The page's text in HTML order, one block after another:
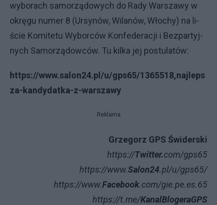
wy­bo­ra­ch sa­mo­rzą­do­wy­ch do Ra­dy War­sza­wy w
okrę­gu nu­mer 8 (Ur­sy­nów, Wi­la­nów, Wło­chy) na li­
ście Ko­mi­te­tu Wy­bor­ców Kon­fe­de­ra­cji i Bez­par­tyj­
nych Sa­mo­rzą­dow­ców. Tu kilka jej postulatów:
https://www.salon24.pl/u/gps65/1365518,najleps
za-kandydatka-z-warszawy
Reklama
Grzegorz GPS Świderski
https://Twitter.com/gps65
https://www.Salon24.pl/u/gps65/
https://www.Facebook.com/gie.pe.es.65
https://t.me/KanalBlogeraGPS